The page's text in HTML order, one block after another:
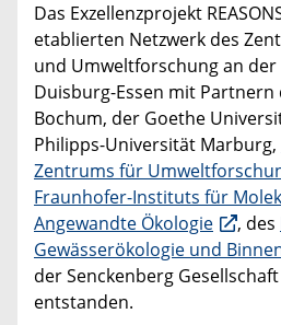
Das Exzellenzprojekt
etablierten Netzwerk des
und Umweltforschung an
Duisburg-Essen mit
Bochum, der Goethe
Philipps-Universität Marburg,
Zentrums für
Fraunhofer-Instituts für
Angewandte Ökologie
, des
Gewässerökologie und
der Senckenberg
entstanden.